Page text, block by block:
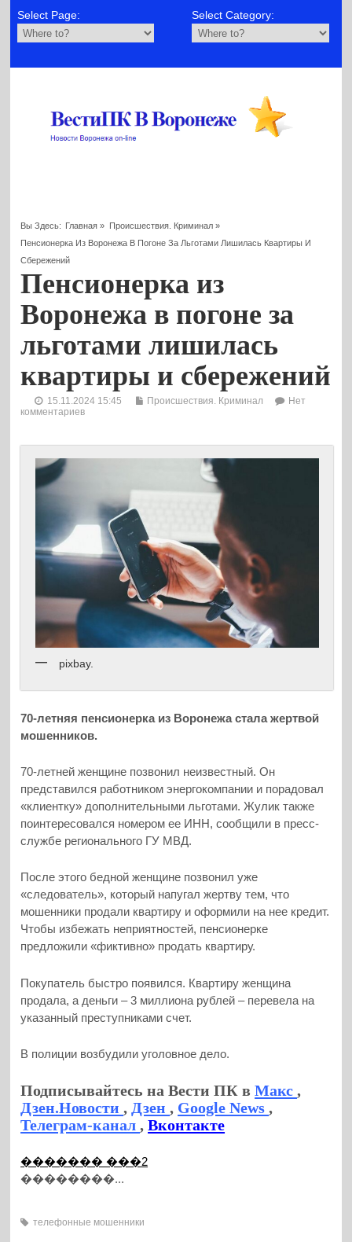
Select Page: Select Category:
Вы Здесь: Главная » Происшествия. Криминал»
Пенсионерка Из Воронежа В Погоне За Льготами Лишилась Квартиры И
Сбережений
Пенсионерка из
Воронежа в погоне за
льготами лишилась
квартиры и сбережений
15.11.2024 15:45 Происшествия. Криминал
Нет
комментариев
pixbay.
70-летняя пенсионерка из Воронежа стала жертвой
мошенников.
70-летней женщине позвонил неизвестный. Он
представился работником энергокомпании и порадовал
«клиентку» дополнительными льготами. Жулик также
поинтересовался номером ее ИНН, сообщили в пресс-
службе регионального ГУ МВД.
После этого бедной женщине позвонил уже
«следователь», который напугал жертву тем, что
мошенники продали квартиру и оформили на нее кредит.
Чтобы избежать неприятностей, пенсионерке
предложили «фиктивно» продать квартиру.
Покупатель быстро появился. Квартиру женщина
продала, а деньги – 3 миллиона рублей – перевела на
указанный преступниками счет.
В полиции возбудили уголовное дело.
Подписывайтесь на Вести ПК вМакс,
Дзен.Новости,Дзен, Google News,
Телеграм-канал,Вконтакте
������� ���2
��������...
телефонные мошенники